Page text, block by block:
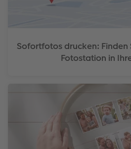
Sofortfotos drucken: Finden
Fotostation in